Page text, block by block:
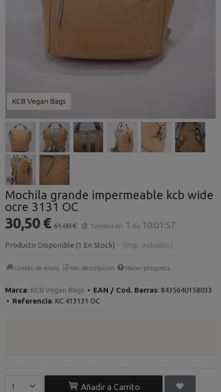
KCB Vegan Bags
Mochila grande impermeable kcb wide
ocre 3131 OC
30,50 € 61,00 € Termina en: 1 día 10:01:56
Producto Disponible (1 En Stock) - (Imp. Incluidos)
Costes de envío Ver descripción Hacer pregunta
Marca: KCB Vegan Bags • EAN / Cod. Barras: 8435640158033
• Referencia: KC 413131 OC
Añadir a Carrito